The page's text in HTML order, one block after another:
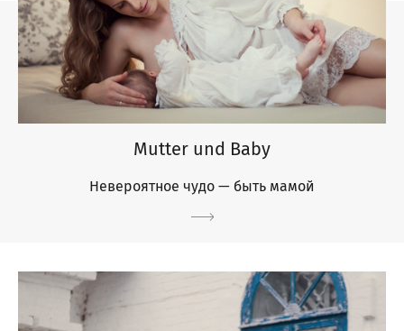
Mutter und Baby
Невероятное чудо — быть мамой